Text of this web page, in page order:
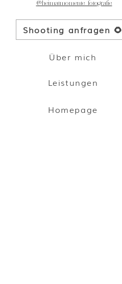
@heimatmomente_fotografie
Shooting anfragen 🌻
Über mich
Leistungen
Homepage